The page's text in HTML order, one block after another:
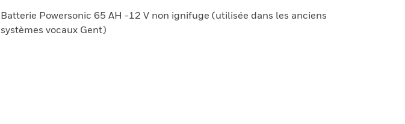
Batterie Powersonic 65 AH -12 V non ignifuge (utilisée dans les anciens
systèmes vocaux Gent)